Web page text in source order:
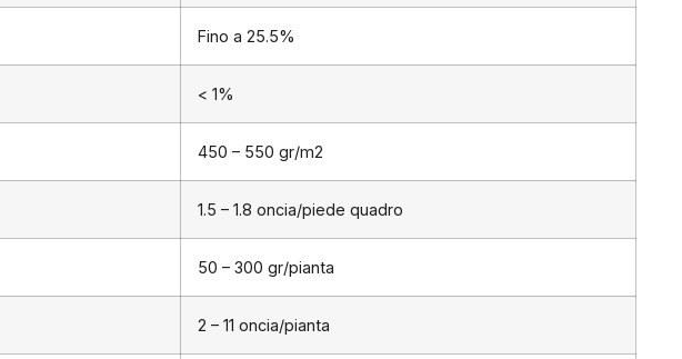
Fino a 25.5%
< 1%
450 – 550 gr/m2
1.5 – 1.8 oncia/piede quadro
50 – 300 gr/pianta
2 – 11 oncia/pianta